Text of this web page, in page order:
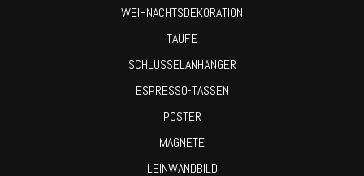
WEIHNACHTSDEKORATION
TAUFE
SCHLÜSSELANHÄNGER
ESPRESSO-TASSEN
POSTER
MAGNETE
LEINWANDBILD